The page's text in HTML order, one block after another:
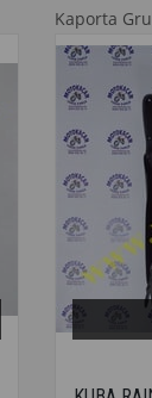
Kaporta